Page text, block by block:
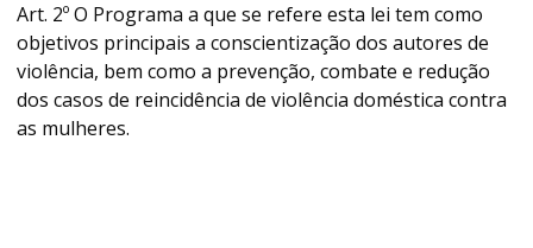
Art. 2º O Programa a que se refere esta lei tem como
objetivos principais a conscientização dos autores de
violência, bem como a prevenção, combate e redução
dos casos de reincidência de violência doméstica contra
as mulheres.